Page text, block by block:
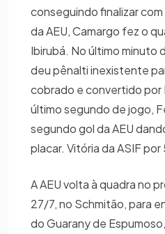
conseguindo finalizar
da AEU, Camargo fez o
Ibirubá. No último minuto
deu pênalti inexistente
cobrado e convertido por
último segundo de jogo,
segundo gol da AEU
placar. Vitória da ASIF por
A AEU volta à quadra no
27/7, no Schmitão, para
do Guarany de